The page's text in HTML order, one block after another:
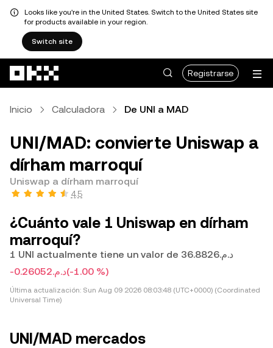
Looks like you're in the United States. Switch to the United States site
for products available in your region.
Switch site
Registrarse
Inicio Calculadora De UNI a MAD
UNI/MAD: convierte Uniswap a
dírham marroquí
Uniswap a dírham marroquí
4.5
¿Cuánto vale 1 Uniswap en dírham
marroquí?
1 UNI actualmente tiene un valor de د.م.36.8826
-د.م.0.26052(-1.00 %)
Última actualización: Sun Aug 09 2026 08:03:48 (UTC+0000) (Coordinated
Universal Time)
UNI/MAD mercados